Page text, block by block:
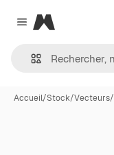
Close menu
Magnific
Accueil/Stock/Vecteurs/